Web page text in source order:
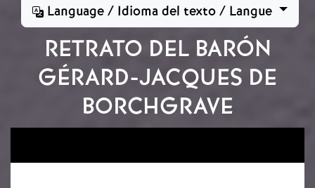
Language / Idioma del texto / Langue
RETRATO DEL BARÓN
GÉRARD-JACQUES DE
BORCHGRAVE